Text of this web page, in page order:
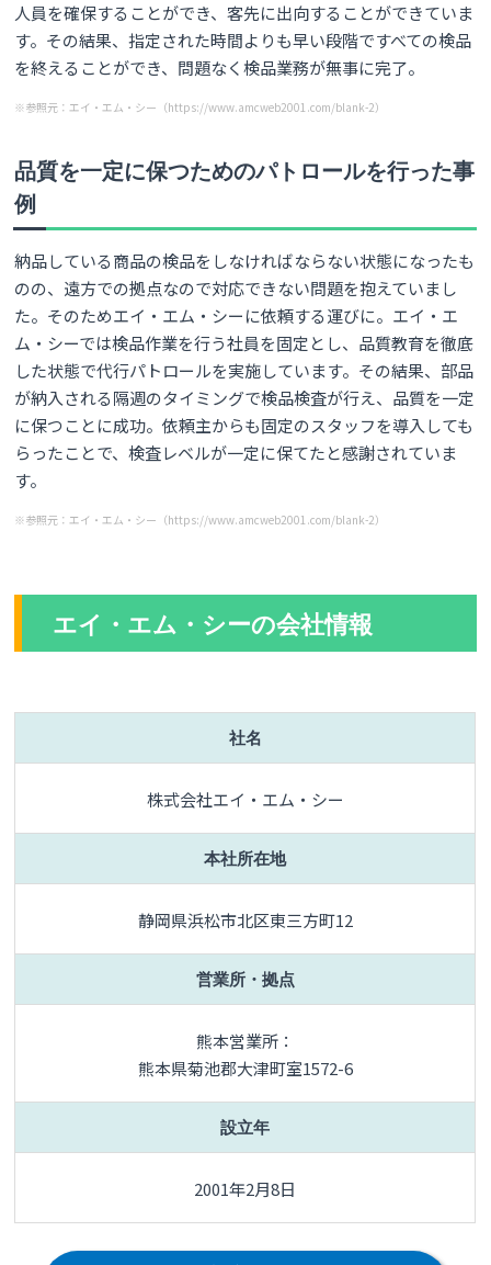
人員を確保することができ、客先に出向することができていま
す。その結果、指定された時間よりも早い段階ですべての検品
を終えることができ、問題なく検品業務が無事に完了。
※参照元：エイ・エム・シー（https://www.amcweb2001.com/blank-2）
品質を一定に保つためのパトロールを行った事
例
納品している商品の検品をしなければならない状態になったも
のの、遠方での拠点なので対応できない問題を抱えていまし
た。そのためエイ・エム・シーに依頼する運びに。エイ・エ
ム・シーでは検品作業を行う社員を固定とし、品質教育を徹底
した状態で代行パトロールを実施しています。その結果、部品
が納入される隔週のタイミングで検品検査が行え、品質を一定
に保つことに成功。依頼主からも固定のスタッフを導入しても
らったことで、検査レベルが一定に保てたと感謝されていま
す。
※参照元：エイ・エム・シー（https://www.amcweb2001.com/blank-2）
エイ・エム・シーの会社情報
社名
株式会社エイ・エム・シー
本社所在地
静岡県浜松市北区東三方町12
営業所・拠点
熊本営業所：
熊本県菊池郡大津町室1572-6
設立年
2001年2月8日